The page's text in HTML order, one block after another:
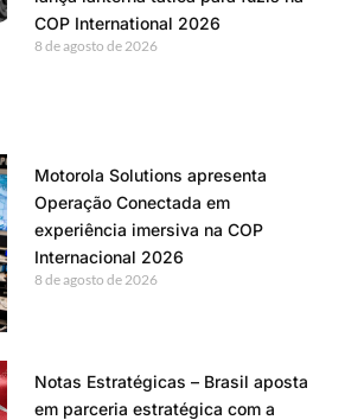
COP International 2026
8 de agosto de 2026
Motorola Solutions apresenta
Operação Conectada em
experiência imersiva na COP
Internacional 2026
8 de agosto de 2026
Notas Estratégicas – Brasil aposta
em parceria estratégica com a